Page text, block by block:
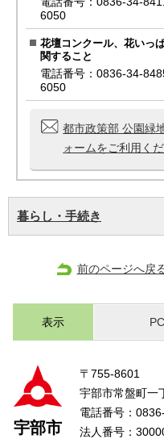
6050
花壇コンクール、花いっ
関すること
電話番号：0836-34-
6050
都市政策部 公園緑
ォームをご利用くだ
暮らし・手続き
前のページへ戻
表示 PC
宇部市
〒755-8601
宇部市常盤町一
電話番号：
法人番号：